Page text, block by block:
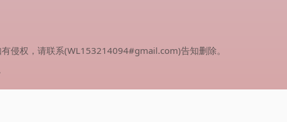
侵权，请联系(WL153214094#gmail.com)告知删除。